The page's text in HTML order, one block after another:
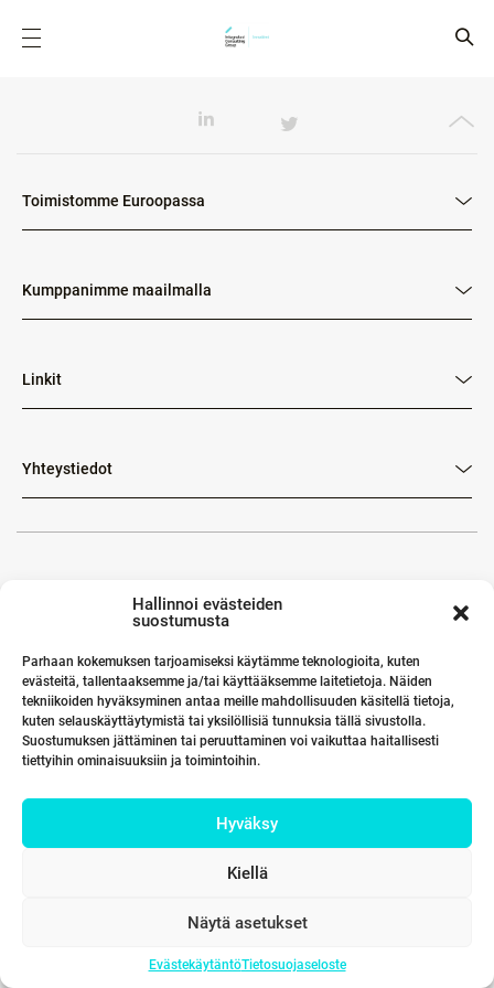
Hallinnoi evästeiden
suostumusta
Parhaan kokemuksen tarjoamiseksi käytämme teknologioita, kuten
evästeitä, tallentaaksemme ja/tai käyttääksemme laitetietoja. Näiden
tekniikoiden hyväksyminen antaa meille mahdollisuuden käsitellä tietoja,
kuten selauskäyttäytymistä tai yksilöllisiä tunnuksia tällä sivustolla.
Suostumuksen jättäminen tai peruuttaminen voi vaikuttaa haitallisesti
tiettyihin ominaisuuksiin ja toimintoihin.
Hyväksy
Kiellä
Näytä asetukset
EvästekäytäntöTietosuojaseloste
Toimistomme Euroopassa
Kumppanimme maailmalla
Linkit
Yhteystiedot